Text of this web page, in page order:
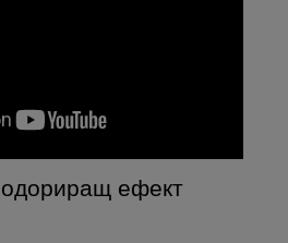
ефект